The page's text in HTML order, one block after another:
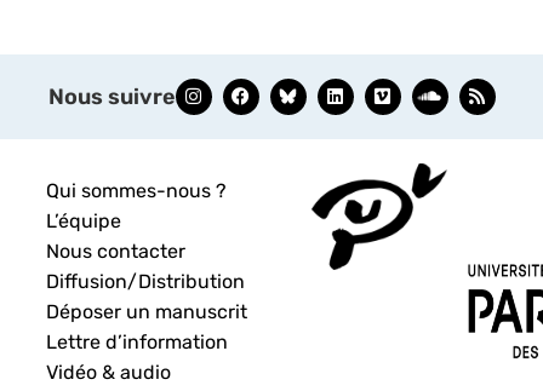
Nous suivre
Qui sommes-nous ?
L’équipe
Nous contacter
Diffusion/Distribution
Déposer un manuscrit
Lettre d’information
Vidéo & audio